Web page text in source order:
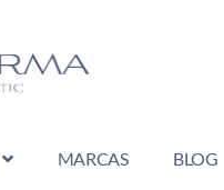
MARCAS BLOG